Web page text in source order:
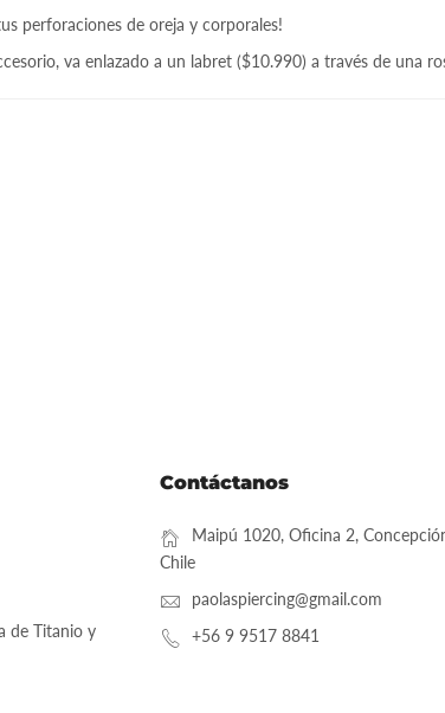
perforaciones de oreja y corporales!
va enlazado a un labret ($10.990) a través de una
de Titanio y
Contáctanos
Maipú 1020, Oficina 2,
Chile
paolaspiercing@gmail.com
+56 9 9517 8841